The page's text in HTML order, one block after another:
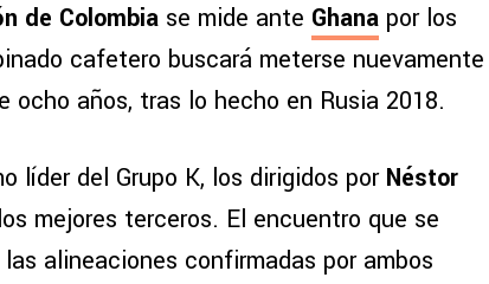
de Colombia se mide ante Ghana por los
cafetero buscará meterse nuevamente
años, tras lo hecho en Rusia 2018.
líder del Grupo K, los dirigidos por Néstor
mejores terceros. El encuentro que se
alineaciones confirmadas por ambos